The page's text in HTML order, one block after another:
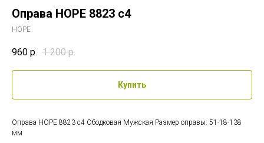
Оправа HOPE 8823 c4
HOPE
960 р. 1 200 р.
Купить
Оправа HOPE 8823 c4 Ободковая Мужская Размер оправы: 51-18-138
мм